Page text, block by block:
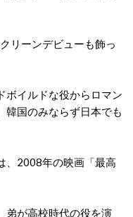
リーンデビューも飾っ
ボイルドな役からロマン
韓国のみならず日本でも
、2008年の映画「最高
弟が高校時代の役を演